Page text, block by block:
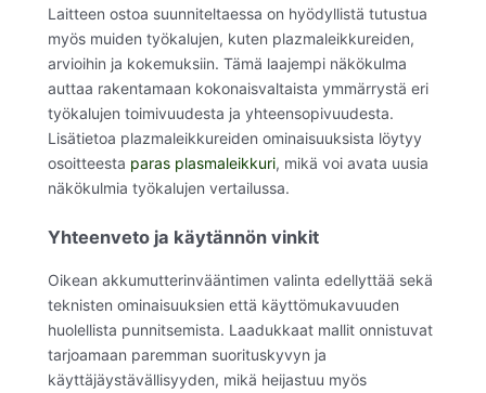
Laitteen ostoa suunniteltaessa on hyödyllistä tutustua
myös muiden työkalujen, kuten plazmaleikkureiden,
arvioihin ja kokemuksiin. Tämä laajempi näkökulma
auttaa rakentamaan kokonaisvaltaista ymmärrystä eri
työkalujen toimivuudesta ja yhteensopivuudesta.
Lisätietoa plazmaleikkureiden ominaisuuksista löytyy
osoitteesta paras plasmaleikkuri, mikä voi avata uusia
näkökulmia työkalujen vertailussa.
Yhteenveto ja käytännön vinkit
Oikean akkumutterinvääntimen valinta edellyttää sekä
teknisten ominaisuuksien että käyttömukavuuden
huolellista punnitsemista. Laadukkaat mallit onnistuvat
tarjoamaan paremman suorituskyvyn ja
käyttäjäystävällisyyden, mikä heijastuu myös